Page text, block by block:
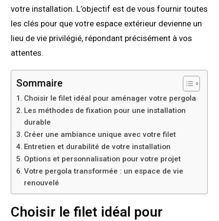
votre installation. L’objectif est de vous fournir toutes
les clés pour que votre espace extérieur devienne un
lieu de vie privilégié, répondant précisément à vos
attentes.
Sommaire
Choisir le filet idéal pour aménager votre pergola
Les méthodes de fixation pour une installation
durable
Créer une ambiance unique avec votre filet
Entretien et durabilité de votre installation
Options et personnalisation pour votre projet
Votre pergola transformée : un espace de vie
renouvelé
Choisir le filet idéal pour